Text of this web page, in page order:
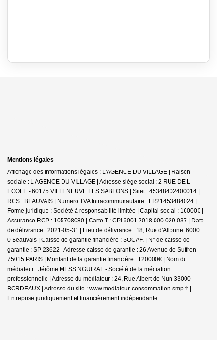
Mentions légales
Affichage des informations légales : L'AGENCE DU VILLAGE | Raison
sociale : L AGENCE DU VILLAGE | Adresse siège social : 2 RUE DE L
ECOLE - 60175 VILLENEUVE LES SABLONS | Siret : 45348402400014 |
RCS : BEAUVAIS | Numero TVA Intracommunautaire : FR21453484024 |
Forme juridique : Société à responsabilité limitée | Capital social : 16000€ |
Assurance RCP : 105708080 | Carte T : CPI 6001 2018 000 029 037 | Date
de délivrance : 2021-05-31 | Lieu de délivrance : 18, Rue d'Allonne 6000
0 Beauvais | Caisse de garantie financière : SOCAF. | N° de caisse de
garantie : SP 23622 | Adresse caisse de garantie : 26 Avenue de Suffren
75015 PARIS | Montant de la garantie financière : 120000€ | Nom du
médiateur : Jérôme MESSINGUIRAL - Société de la médiation
professionnelle | Adresse du médiateur : 24, Rue Albert de Nun 33000
BORDEAUX | Adresse du site : www.mediateur-consommation-smp.fr |
Entreprise juridiquement et financièrement indépendante